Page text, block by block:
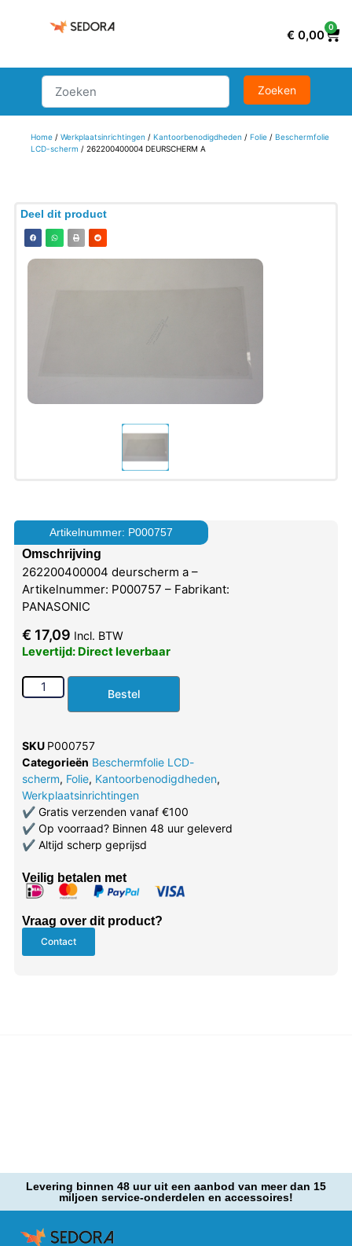
€ 0,00
0
Home/ Werkplaatsinrichtingen / Kantoorbenodigdheden / Folie/ Beschermfolie
LCD-scherm / 262200400004 DEURSCHERM A
Deel dit product
Artikelnummer: P000757
Omschrijving
262200400004 deurscherm a –
Artikelnummer: P000757 – Fabrikant:
PANASONIC
€ 17,09 Incl. BTW
Levertijd: Direct leverbaar
Bestel
SKU P000757
Categorieën Beschermfolie LCD-
scherm, Folie, Kantoorbenodigdheden,
Werkplaatsinrichtingen
✔Gratis verzenden vanaf €100
✔Op voorraad? Binnen 48 uur geleverd
✔Altijd scherp geprijsd
Veilig betalen met
Vraag over dit product?
Contact
Levering binnen 48 uur uit een aanbod van meer dan 15
miljoen service-onderdelen en accessoires!